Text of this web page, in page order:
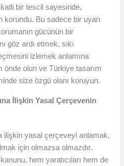
bir tescil sayesinde,
korundu. Bu sadece bir uyarı
gücünün bir
göz ardı etmek, sıkı
izlemek anlamına
önde olun ve Türkiye tasarım
size özgü olanı koruyun.
İlişkin Yasal Çerçevenin
ilişkin yasal çerçeveyi anlamak,
için olmazsa olmazdır.
hem yaratıcıları hem de